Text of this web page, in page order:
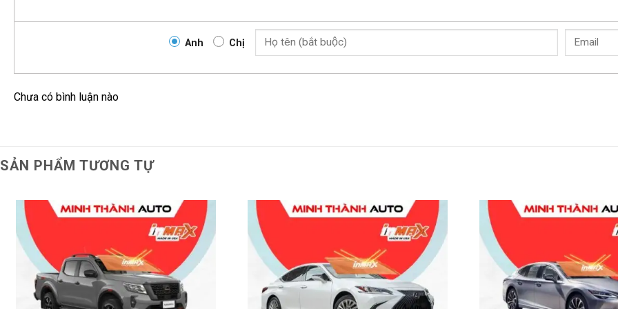
Tiết kiệm chi phí bảo trì cho xe
Anh Chị
Chưa có bình luận nào
SẢN PHẨM TƯƠNG TỰ